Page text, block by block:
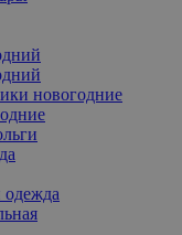
новогодние
одежда